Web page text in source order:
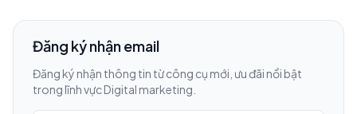
Đăng ký nhận email
Đăng ký nhận thông tin từ công cụ mới, ưu đãi nổi bật
trong lĩnh vực Digital marketing.